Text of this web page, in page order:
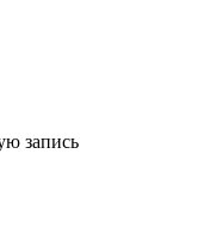
запись